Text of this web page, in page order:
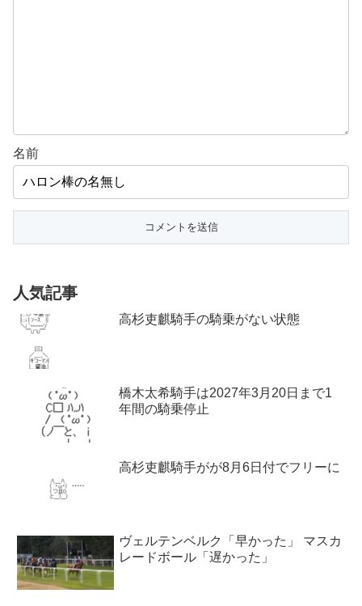
名前
人気記事
高杉吏麒騎手の騎乗がない状態
橋木太希騎手は2027年3月20日まで1
年間の騎乗停止
高杉吏麒騎手がが8月6日付でフリーに
ヴェルテンベルク「早かった」 マスカ
レードボール「遅かった」